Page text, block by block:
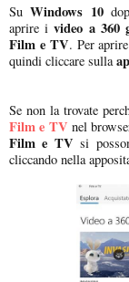
Su Windows 10
aprire ivideo a 360
Film e TV. Per
quindi cliccare sulla
Se non la trovate
Film e TV nel
Film e TV si
cliccando nella